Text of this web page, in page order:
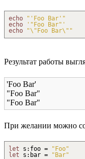
echo
"'Foo Bar'"
echo
'"Foo Bar"'
echo
"\"Foo Bar\" "
Результат работы
'Foo Bar'
"Foo Bar"
"Foo Bar"
При желании можно
let s : foo =
"Foo"
let s : bar = "Bar"